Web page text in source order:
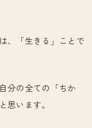
、「生きる」ことで
分の全ての「ちか
思います。